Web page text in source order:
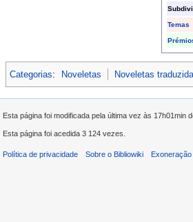
Temas
Categorias: Noveletas Noveletas
Esta página foi modificada pela última vez às 17h01min
Esta página foi acedida 3 124 vezes.
Política de privacidade Sobre o Bibliowiki